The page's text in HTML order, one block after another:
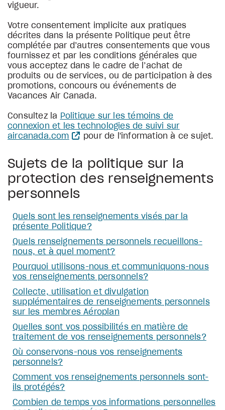
vigueur.
Votre consentement implicite aux pratiques
décrites dans la présente Politique peut être
complétée par d’autres consentements que vous
fournissez et par les conditions générales que
vous acceptez dans le cadre de l’achat de
produits ou de services, ou de participation à des
promotions, concours ou événements de
Vacances Air Canada.
Consultez la Politique sur les témoins de
connexion et les technologies de suivi sur
aircanada.com
pour de l'information à ce sujet.
Sujets de la politique sur la
protection des renseignements
personnels
Quels sont les renseignements visés par la
présente Politique?
Quels renseignements personnels recueillons-
nous, et à quel moment?
Pourquoi utilisons-nous et communiquons-nous
vos renseignements personnels?
Collecte, utilisation et divulgation
supplémentaires de renseignements personnels
sur les membres Aéroplan
Quelles sont vos possibilités en matière de
traitement de vos renseignements personnels?
Où conservons-nous vos renseignements
personnels?
Comment vos renseignements personnels sont-
ils protégés?
Combien de temps vos informations personnelles